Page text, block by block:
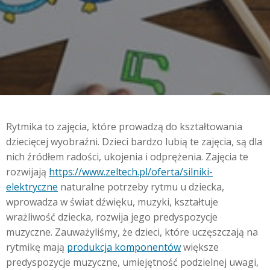
Rytmika to zajęcia, które prowadzą do kształtowania
dziecięcej wyobraźni. Dzieci bardzo lubią te zajęcia, są dla
nich źródłem radości, ukojenia i odprężenia. Zajęcia te
rozwijają https://www.zeltech.pl/oferta/silniki-
elektryczne naturalne potrzeby rytmu u dziecka,
wprowadza w świat dźwięku, muzyki, kształtuje
wrażliwość dziecka, rozwija jego predyspozycje
muzyczne. Zauważyliśmy, że dzieci, które uczęszczają na
rytmikę mają produkcja komponentówwiększe
predyspozycje muzyczne, umiejętność podzielnej uwagi,